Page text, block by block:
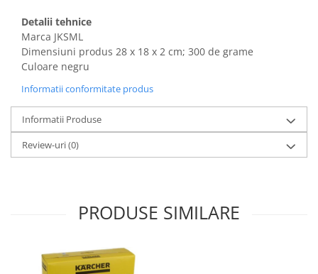
Articole Sanatate si Wellness
Consumabile sanitare
Cosmetice si produse ingrijire
Igiena dentara
Jucarii, Copii & Bebe
Camera copilului
Hrana bebelusi
Accesorii animale de companie
Acvaristica
Detalii tehnice
Marca JKSML
Dimensiuni produs ‎28 x 18 x 2 cm; 300 de grame
Culoare negru
Informatii conformitate produs
Informatii Produse
Review-uri(0)
PRODUSE SIMILARE